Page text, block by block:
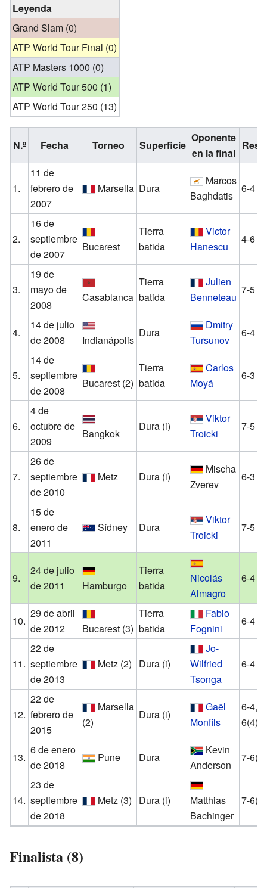
Leyenda
Grand Slam (0)
ATP World Tour Final (0)
ATP Masters 1000 (0)
ATP World Tour 500 (1)
ATP World Tour 250 (13)
N.º Fecha Torneo Superficie
Oponente
en la final
1.
11 de
febrero de
2007
Marsella Dura
Marcos
Baghdatis
6-4
2.
16 de
septiembre
de 2007
Bucarest
Tierra
batida
Victor
Hanescu
4-6
3.
19 de
mayo de
2008
Casablanca
Tierra
batida
Julien
Benneteau
7-5
4.
14 de julio
de 2008
Indianápolis
Dura
Dmitry
Tursunov
6-4
5.
14 de
septiembre
de 2008
Bucarest (2)
Tierra
batida
Carlos
Moyá
6-3
6.
4 de
octubre de
2009
Bangkok
Dura (i)
Viktor
Troicki
7-5
7.
26 de
septiembre
de 2010
Metz Dura (i)
Mischa
Zverev
6-3
8.
15 de
enero de
2011
Sídney Dura
Viktor
Troicki
7-5
9.
24 de julio
de 2011
Hamburgo
Tierra
batida
Nicolás
Almagro
6-4
10.
29 de abril
de 2012
Bucarest (3)
Tierra
batida
Fabio
Fognini
6-4
11.
22 de
septiembre
de 2013
Metz (2) Dura (i)
Jo-
Wilfried
Tsonga
6-4
12.
22 de
febrero de
2015
Marsella
(2)
Dura (i)
Gaël
Monfils
6-4,
6(4)
13.
6 de enero
de 2018
Pune Dura
Kevin
Anderson
7-
14.
23 de
septiembre
de 2018
Metz (3) Dura (i)
Matthias
Bachinger
7-
Finalista (8)